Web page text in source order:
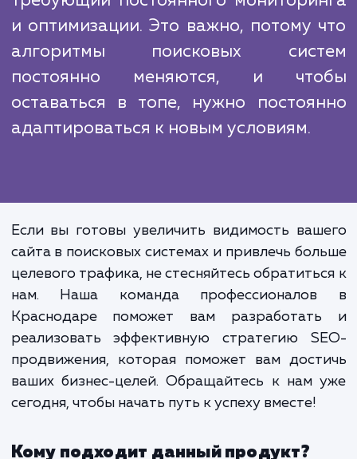
позволяет нам использовать самые
и эффективные методы
адаптированные под конкретные
потребности вашего бизнеса.
продолжительный
требующий постоянного
и оптимизации. Это важно, потому
алгоритмы поисковых
постоянно меняются, и
оставаться в топе, нужно
адаптироваться к новым условиям.